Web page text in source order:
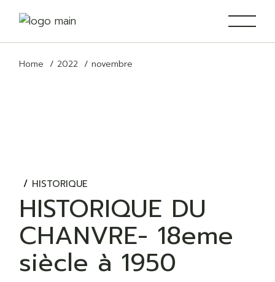
Home 2022 novembre
HISTORIQUE
HISTORIQUE DU
CHANVRE- 18eme
siècle à 1950